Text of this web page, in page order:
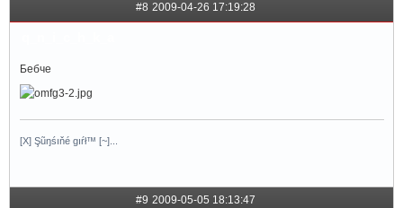
#8 2009-04-26 17:19:28
Бебче
[X] Şũŋśıňé gıŕł™ [~]...
#9 2009-05-05 18:13:47